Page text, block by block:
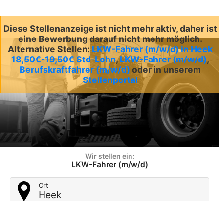
Diese Stellenanzeige ist nicht mehr aktiv, daher ist
eine Bewerbung darauf nicht mehr möglich.
Alternative Stellen:LKW-Fahrer (m/w/d) in Heek
18,50€-19,50€ Std-Lohn,LKW-Fahrer (m/w/d),
Berufskraftfahrer (m/w/d) oder in unserem
Stellenportal
Wir stellen ein:
LKW-Fahrer (m/w/d)
Ort
Heek